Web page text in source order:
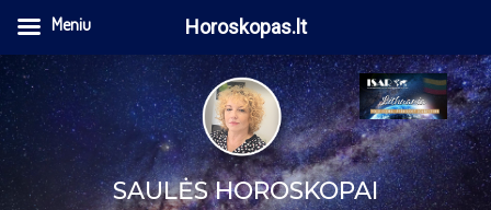
SAULĖS HOROSKOPAI
Meniu Horoskopas.lt